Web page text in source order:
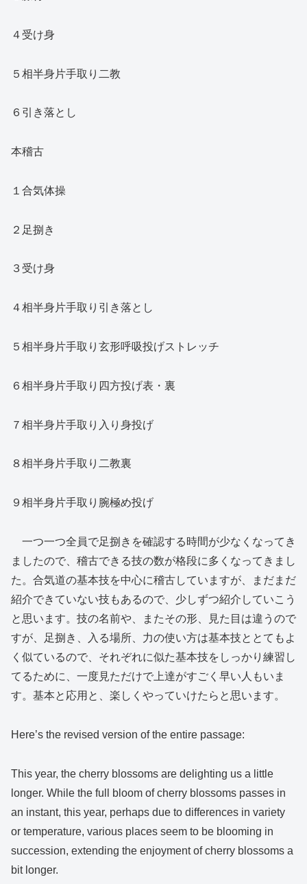
４受け身
５相半身片手取り二教
６引き落とし
本稽古
１合気体操
２足捌き
３受け身
４相半身片手取り引き落とし
５相半身片手取り玄形呼吸投げストレッチ
６相半身片手取り四方投げ表・裏
７相半身片手取り入り身投げ
８相半身片手取り二教裏
９相半身片手取り腕極め投げ
一つ一つ全員で足捌きを確認する時間が少なくなってき
ましたので、稽古できる技の数が格段に多くなってきまし
た。合気道の基本技を中心に稽古していますが、まだまだ
紹介できていない技もあるので、少しずつ紹介していこう
と思います。技の名前や、またその形、見た目は違うので
すが、足捌き、入る場所、力の使い方は基本技ととてもよ
く似ているので、それぞれに似た基本技をしっかり練習し
てるために、一度見ただけで上達がすごく早い人もいま
す。基本と応用と、楽しくやっていけたらと思います。
Here’s the revised version of the entire passage:
This year, the cherry blossoms are delighting us a little
longer. While the full bloom of cherry blossoms passes in
an instant, this year, perhaps due to differences in variety
or temperature, various places seem to be blooming in
succession, extending the enjoyment of cherry blossoms a
bit longer.